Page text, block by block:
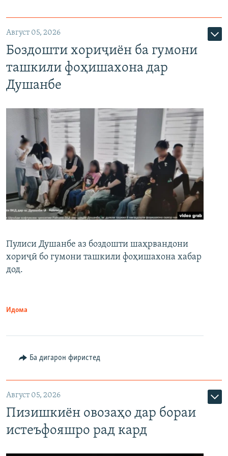
Август 05, 2026
Боздошти хориҷиён ба гумони
ташкили фоҳишахона дар
Душанбе
Пулиси Душанбе аз боздошти шаҳрвандони
хориҷӣ бо гумони ташкили фоҳишахона хабар
дод.
Идома
Ба дигарон фиристед
Август 05, 2026
Пизишкиён овозаҳо дар бораи
истеъфояшро рад кард